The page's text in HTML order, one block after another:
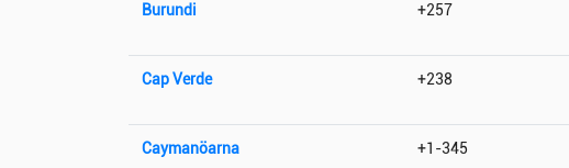
Burundi +257
Cap Verde +238
Caymanöarna +1-345